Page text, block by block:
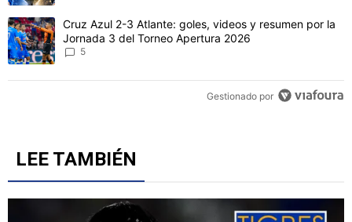
Un artículo de tendencia con el título "Cruz Azul 2-3 Atlante:
Cruz Azul 2-3 Atlante: goles, videos y resumen por la
Jornada 3 del Torneo Apertura 2026
5
Gestionado por
LEE TAMBIÉN